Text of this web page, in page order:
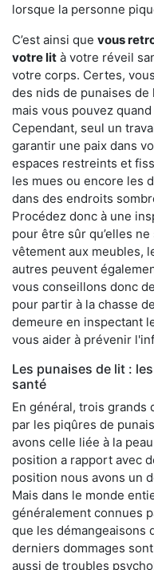
lorsque la personne
C’est ainsi que vous
votre lit à votre réveil
votre corps. Certes,
des nids de punaises
mais vous pouvez
Cependant, seul un
garantir une paix dans
espaces restreints et
les mues ou encore les
dans des endroits
Procédez donc à une
pour être sûr qu’elles
vêtement aux meubles,
autres peuvent
vous conseillons donc
pour partir à la chasse
demeure en inspectant
vous aider à prévenir
Les punaises de lit :
santé
En général, trois grands
par les piqûres de
avons celle liée à la
position a rapport avec
position nous avons un
Mais dans le monde
généralement connues
que les démangeaisons
derniers dommages
aussi de troubles